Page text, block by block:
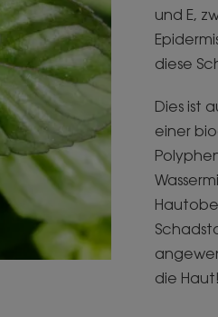
und E,
diese
Dies ist
einer
die Haut!